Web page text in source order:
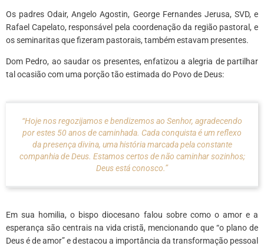
Os padres Odair, Angelo Agostin, George Fernandes Jerusa, SVD, e
Rafael Capelato, responsável pela coordenação da região pastoral, e
os seminaritas que fizeram pastorais, também estavam presentes.
Dom Pedro, ao saudar os presentes, enfatizou a alegria de partilhar
tal ocasião com uma porção tão estimada do Povo de Deus:
“Hoje nos regozijamos e bendizemos ao Senhor, agradecendo
por estes 50 anos de caminhada. Cada conquista é um reflexo
da presença divina, uma história marcada pela constante
companhia de Deus. Estamos certos de não caminhar sozinhos;
Deus está conosco.”
Em sua homilia, o bispo diocesano falou sobre como o amor e a
esperança são centrais na vida cristã, mencionando que “o plano de
Deus é de amor” e destacou a importância da transformação pessoal